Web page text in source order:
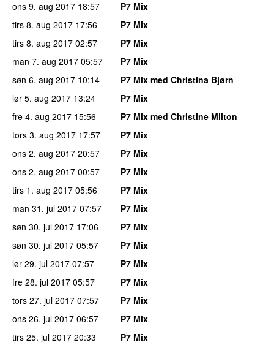
ons 9. aug 2017 18:57
P7 Mix
tirs 8. aug 2017 17:56
P7 Mix
tirs 8. aug 2017 02:57
P7 Mix
man 7. aug 2017 05:57
P7 Mix
søn 6. aug 2017 10:14
P7 Mix med Christina Bjørn
lør 5. aug 2017 13:24
P7 Mix
fre 4. aug 2017 15:56
P7 Mix med Christine Milton
tors 3. aug 2017 17:57
P7 Mix
ons 2. aug 2017 20:57
P7 Mix
ons 2. aug 2017 00:57
P7 Mix
tirs 1. aug 2017 05:56
P7 Mix
man 31. jul 2017 07:57
P7 Mix
søn 30. jul 2017 17:06
P7 Mix
søn 30. jul 2017 05:57
P7 Mix
lør 29. jul 2017 07:57
P7 Mix
fre 28. jul 2017 05:57
P7 Mix
tors 27. jul 2017 07:57
P7 Mix
ons 26. jul 2017 06:57
P7 Mix
tirs 25. jul 2017 20:33
P7 Mix